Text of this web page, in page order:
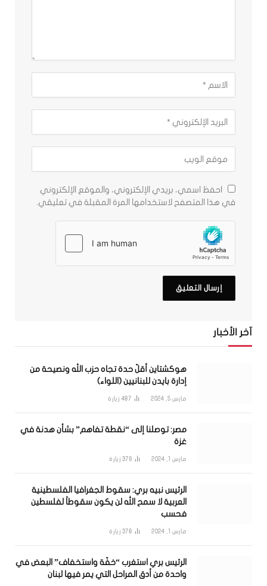
احفظ اسمي، بريدي الإلكتروني، والموقع الإلكتروني
في هذا المتصفح لاستخدامها المرة المقبلة في تعليقي.
آخر الأخبار
هوكشتاين أقلّ حدة تجاه حزب الله ونصيحة من
إدارة بايدن للبنانيين (اللواء)
مارس 5, 2024 487 زيارة
مصر: توصلنا إلى “نقطة تفاهم” بشأن هدنة في
غزة
مارس 1, 2024 379 زيارة
الرئيس نبيه بري: سقوط الجغرافيا الفلسطينية
العربية لا سمح الله لن يكون سقوطاً لفلسطين
فحسب
مارس 1, 2024 378 زيارة
الرئيس بري استغرب “خفّة واستخفاف” البعض في
واحدة من أدق المراحل التي يمر فيها لبنان